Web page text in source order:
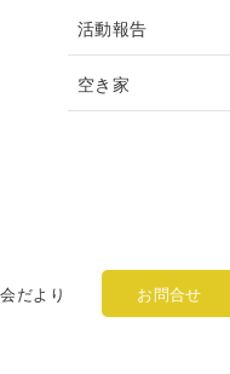
活動報告
空き家
だより お問合せ